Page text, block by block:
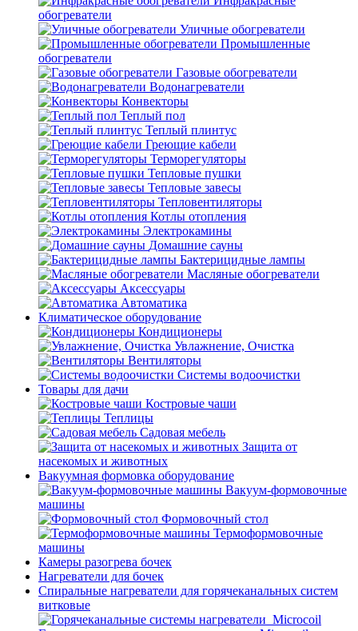
обогреватели
Уличные обогреватели
Промышленные
обогреватели
Газовые обогреватели
Водонагреватели
Конвекторы
Теплый пол
Теплый плинтус
Греющие кабели
Терморегуляторы
Тепловые пушки
Тепловые завесы
Тепловентиляторы
Котлы отопления
Электрокамины
Домашние сауны
Бактерицидные лампы
Масляные обогреватели
Аксессуары
Автоматика
Климатическое оборудование
Кондиционеры
Увлажнение, Очистка
Вентиляторы
Системы водоочистки
Товары для дачи
Костровые чаши
Теплицы
Садовая мебель
Защита от
насекомых и животных
Вакуумная формовка оборудование
Вакуум-формовочные
машины
Формовочный стол
Термоформовочные
машины
Камеры разогрева бочек
Нагреватели для бочек
Спиральные нагреватели для горячеканальных систем
витковые